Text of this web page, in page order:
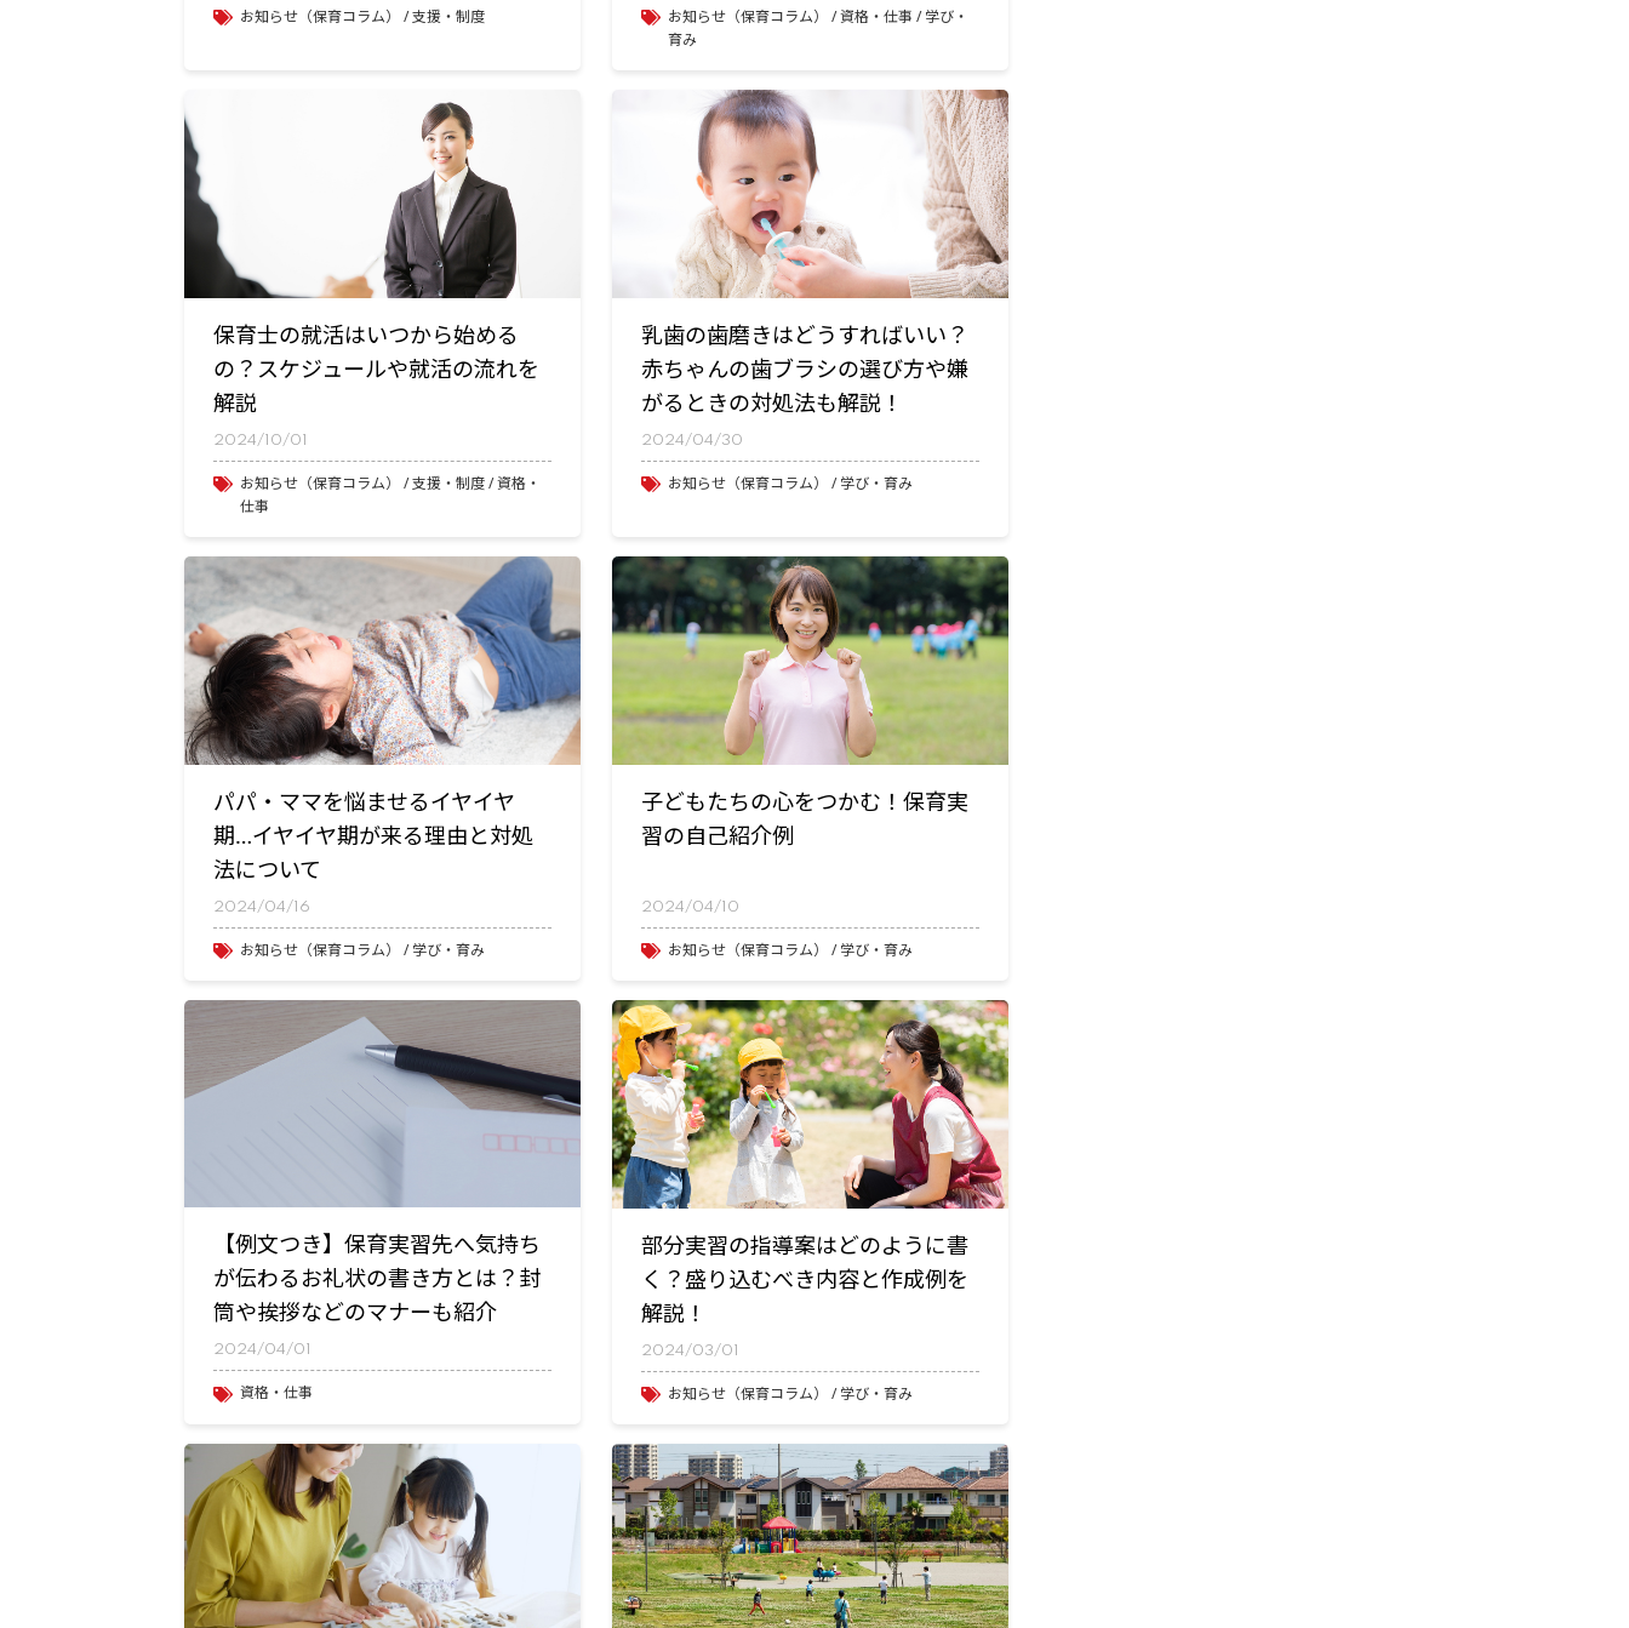
お知らせ（保育コラム） 支援・制度 お知らせ（保育コラム） 資格・仕事
学び・
育み
保育士の就活はいつから始める
の？スケジュールや就活の流れを
解説
2024/10/01
お知らせ（保育コラム） 支援・制度 資格・
仕事
乳歯の歯磨きはどうすればいい？
赤ちゃんの歯ブラシの選び方や嫌
がるときの対処法も解説！
2024/04/30
お知らせ（保育コラム） 学び・育み
パパ・ママを悩ませるイヤイヤ
期…イヤイヤ期が来る理由と対処
法について
2024/04/16
お知らせ（保育コラム） 学び・育み
子どもたちの心をつかむ！保育実
習の自己紹介例
2024/04/10
お知らせ（保育コラム） 学び・育み
【例文つき】保育実習先へ気持ち
が伝わるお礼状の書き方とは？封
筒や挨拶などのマナーも紹介
2024/04/01
資格・仕事
部分実習の指導案はどのように書
く？盛り込むべき内容と作成例を
解説！
2024/03/01
お知らせ（保育コラム） 学び・育み